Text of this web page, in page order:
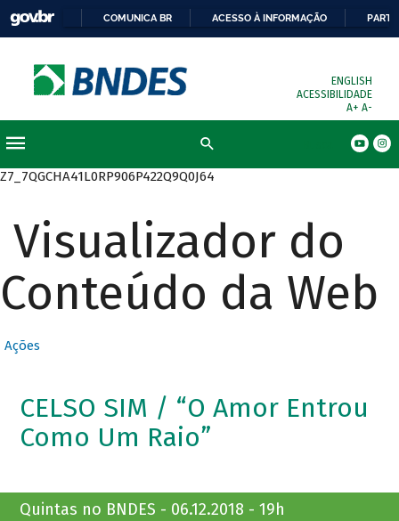
COMUNICA BR ACESSO À INFORMAÇÃO
ENGLISH
ACESSIBILIDADE
A+ A-
Z7_7QGCHA41L0RP906P422Q9Q0J64
Visualizador do
Conteúdo da Web
Ações
CELSO SIM / “O Amor Entrou
Como Um Raio”
Quintas no BNDES - 06.12.2018 - 19h